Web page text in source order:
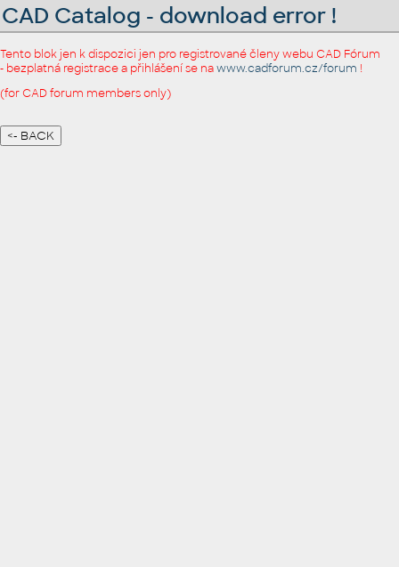
CAD Catalog - download error !
Tento blok jen k dispozici jen pro registrované členy webu CAD Fórum
- bezplatná registrace a přihlášení se nawww.cadforum.cz/forum !
(for CAD forum members only)